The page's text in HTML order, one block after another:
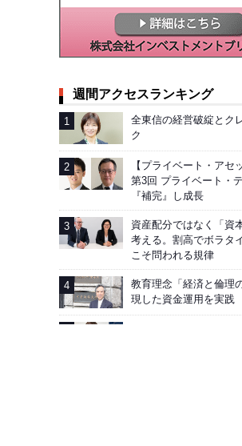
週間アクセスランキング
全東信の経営破綻とク
ク
【プライベート・アセ
第3回 プライベート・
『補完』し成長
資産配分ではなく「資
考える。割高でボラタ
こそ問われる規律
教育理念「経済と倫理
現した資金運用を実践